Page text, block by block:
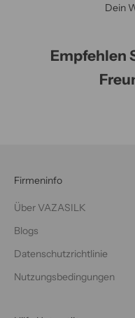
Dein
Empfehlen
Firmeninfo
Über VAZASILK
Blogs
Datenschutzrichtlinie
Nutzungsbedingungen